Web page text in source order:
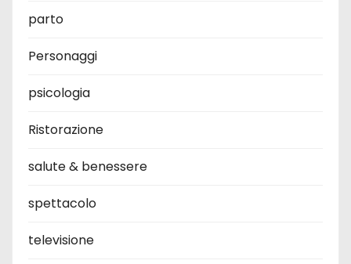
parto
Personaggi
psicologia
Ristorazione
salute & benessere
spettacolo
televisione